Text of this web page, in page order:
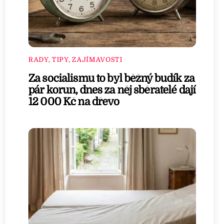
RADY, TIPY, ZAJÍMAVOSTI
Za socialismu to byl běžný budík za
pár korun, dnes za něj sběratelé dají
12 000 Kč na dřevo